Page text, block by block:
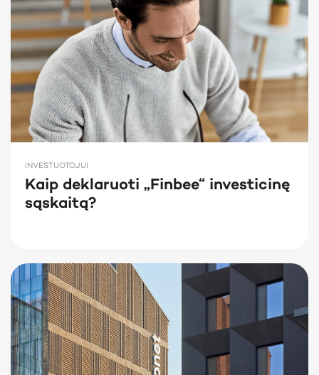
INVESTUOTOJUI
Kaip deklaruoti „Finbee“ investicinę
sąskaitą?